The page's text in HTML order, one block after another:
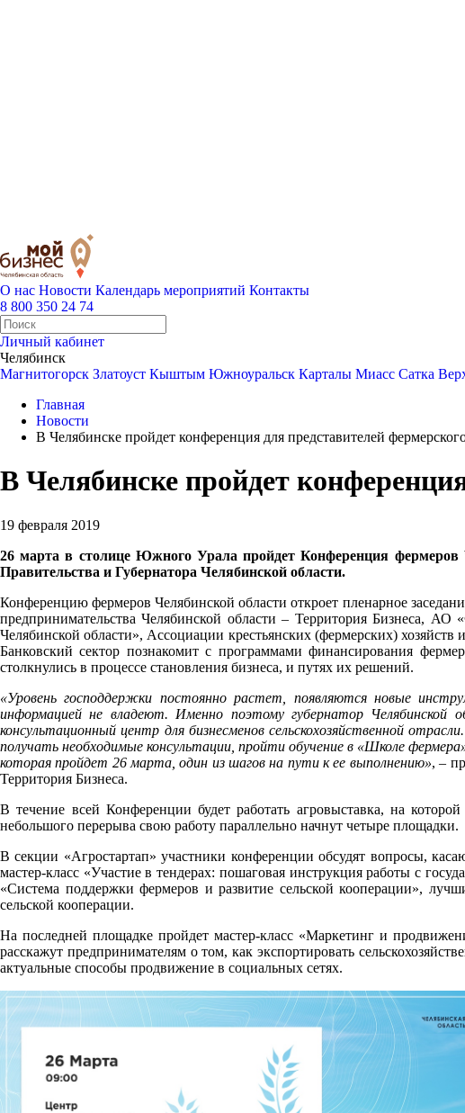
О нас Новости Календарь мероприятий Контакты
8 800 350 24 74
Личный кабинет
Челябинск
Магнитогорск Златоуст Кыштым Южноуральск Карталы Миасс Сатка
Главная
Новости
В Челябинске пройдет конференция для представителей
В Челябинске пройдет
19 февраля 2019
26 марта в столице Южного Урала пройдет Конференция фермеров
Правительства и Губернатора Челябинской области.
Конференцию фермеров Челябинской области откроет пленарное
предпринимательства Челябинской области – Территория Бизнеса, АО
Челябинской области», Ассоциации крестьянских (фермерских)
Банковский сектор познакомит с программами финансирования
столкнулись в процессе становления бизнеса, и путях их решений.
«Уровень господдержки постоянно растет, появляются новые
информацией не владеют. Именно поэтому губернатор Челябинской
консультационный центр для бизнесменов сельскохозяйственной
получать необходимые консультации, пройти обучение в «Школе
которая пройдет 26 марта, один из шагов на пути к ее выполнению», –
Территория Бизнеса.
В течение всей Конференции будет работать агровыставка, на
небольшого перерыва свою работу параллельно начнут четыре площадки.
В секции «Агростартап» участники конференции обсудят вопросы,
мастер-класс «Участие в тендерах: пошаговая инструкция работы с
«Система поддержки фермеров и развитие сельской кооперации»,
сельской кооперации.
На последней площадке пройдет мастер-класс «Маркетинг и
расскажут предпринимателям о том, как экспортировать
актуальные способы продвижение в социальных сетях.